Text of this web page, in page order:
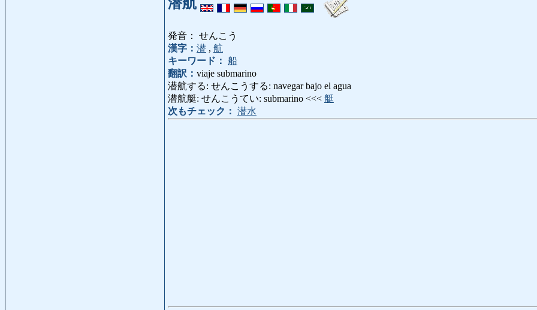
潜航
発音： せんこう
漢字： 潜 , 航
キーワード： 船
翻訳： viaje submarino
潜航する: せんこうする: navegar bajo el agua
潜航艇: せんこうてい: submarino <<< 艇
次もチェック： 潜水